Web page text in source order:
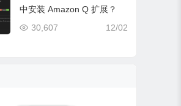
中安装 Amazon Q 扩展？
12/02
30,607